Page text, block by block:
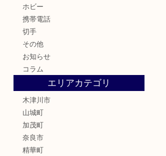
ホビー
携帯電話
切手
その他
お知らせ
コラム
エリアカテゴリ
木津川市
山城町
加茂町
奈良市
精華町